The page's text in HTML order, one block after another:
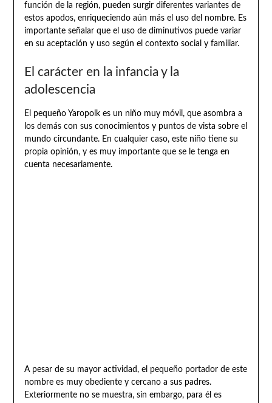
función de la región, pueden surgir diferentes variantes de
estos apodos, enriqueciendo aún más el uso del nombre. Es
importante señalar que el uso de diminutivos puede variar
en su aceptación y uso según el contexto social y familiar.
El carácter en la infancia y la
adolescencia
El pequeño Yaropolk es un niño muy móvil, que asombra a
los demás con sus conocimientos y puntos de vista sobre el
mundo circundante. En cualquier caso, este niño tiene su
propia opinión, y es muy importante que se le tenga en
cuenta necesariamente.
A pesar de su mayor actividad, el pequeño portador de este
nombre es muy obediente y cercano a sus padres.
Exteriormente no se muestra, sin embargo, para él es